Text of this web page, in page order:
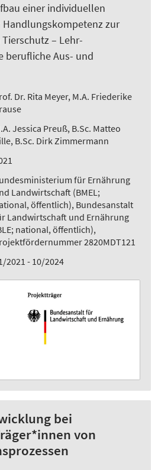
einer individuellen
zur
– Lehr-
berufliche Aus- und
Dr. Rita Meyer, M.A. Friederike
Jessica Preuß, B.Sc. Matteo
B.Sc. Dirk Zimmermann
für Ernährung
Landwirtschaft (BMEL;
öffentlich), Bundesanstalt
Landwirtschaft und Ernährung
national, öffentlich),
2820MDT121
2021 - 10/2024
bei
von